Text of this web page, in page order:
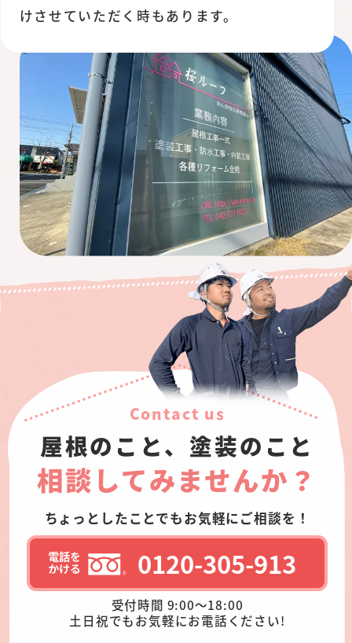
けさせていただく時もあります。
Contact us
屋根のこと、塗装のこと
相談してみませんか？
ちょっとしたことでもお気軽にご相談を！
0120-305-913
受付時間 9:00～18:00
土日祝でもお気軽にお電話ください!